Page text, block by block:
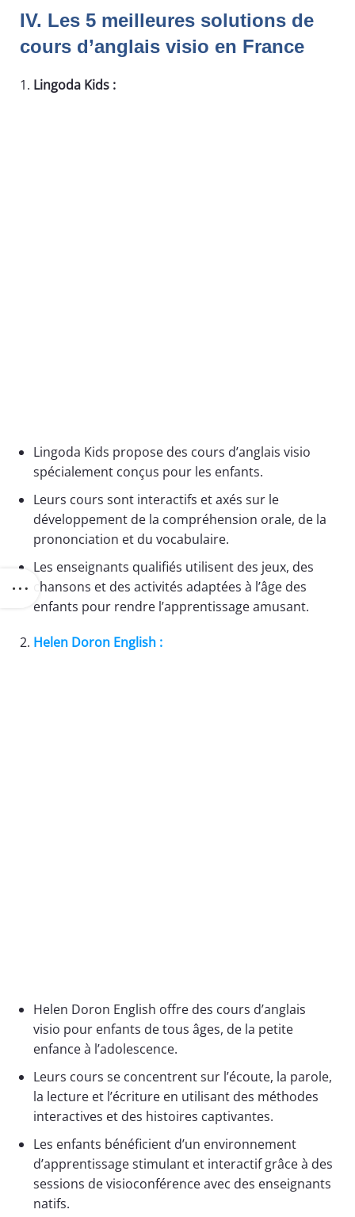
IV. Les 5 meilleures solutions de
cours d’anglais visio en France
Lingoda Kids :
Lingoda Kids propose des cours d’anglais visio
spécialement conçus pour les enfants.
Leurs cours sont interactifs et axés sur le
développement de la compréhension orale, de la
prononciation et du vocabulaire.
Les enseignants qualifiés utilisent des jeux, des
chansons et des activités adaptées à l’âge des
enfants pour rendre l’apprentissage amusant.
Helen Doron English :
Helen Doron English offre des cours d’anglais
visio pour enfants de tous âges, de la petite
enfance à l’adolescence.
Leurs cours se concentrent sur l’écoute, la parole,
la lecture et l’écriture en utilisant des méthodes
interactives et des histoires captivantes.
Les enfants bénéficient d’un environnement
d’apprentissage stimulant et interactif grâce à des
sessions de visioconférence avec des enseignants
natifs.